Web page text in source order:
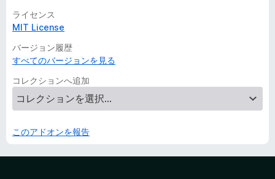
ライセンス
MIT License
バージョン履歴
すべてのバージョンを見る
コレクションへ追加
このアドオンを報告